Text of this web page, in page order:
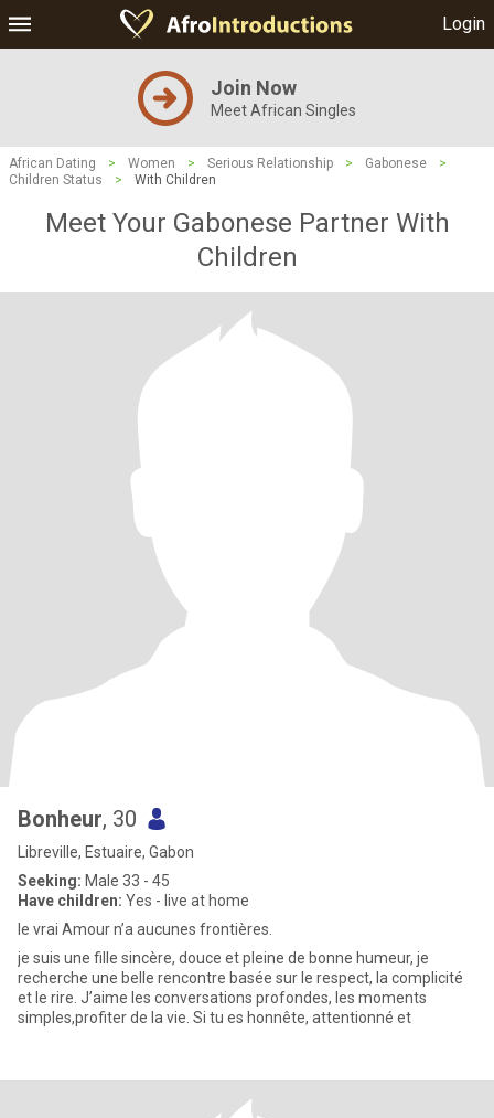
Login
Join Now
Meet African Singles
African Dating > Women > Serious Relationship > Gabonese
>
Children Status
> With Children
Meet Your Gabonese Partner With
Children
Bonheur, 30
Libreville, Estuaire, Gabon
Seeking: Male 33 - 45
Have children: Yes - live at home
le vrai Amour n’a aucunes frontières.
je suis une fille sincère, douce et pleine de bonne humeur, je
recherche une belle rencontre basée sur le respect, la complicité
et le rire. J’aime les conversations profondes, les moments
simples,profiter de la vie. Si tu es honnête, attentionné et